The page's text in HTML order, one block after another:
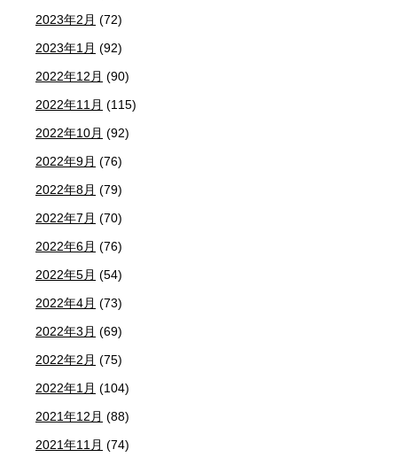
2023年2月 (72)
2023年1月 (92)
2022年12月 (90)
2022年11月 (115)
2022年10月 (92)
2022年9月 (76)
2022年8月 (79)
2022年7月 (70)
2022年6月 (76)
2022年5月 (54)
2022年4月 (73)
2022年3月 (69)
2022年2月 (75)
2022年1月 (104)
2021年12月 (88)
2021年11月 (74)